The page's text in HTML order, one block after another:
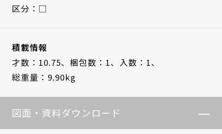
区分：□
積載情報
才数：10.75、 梱包数：1、
入数：1、
総重量：9.90kg
図面・資料ダウンロード